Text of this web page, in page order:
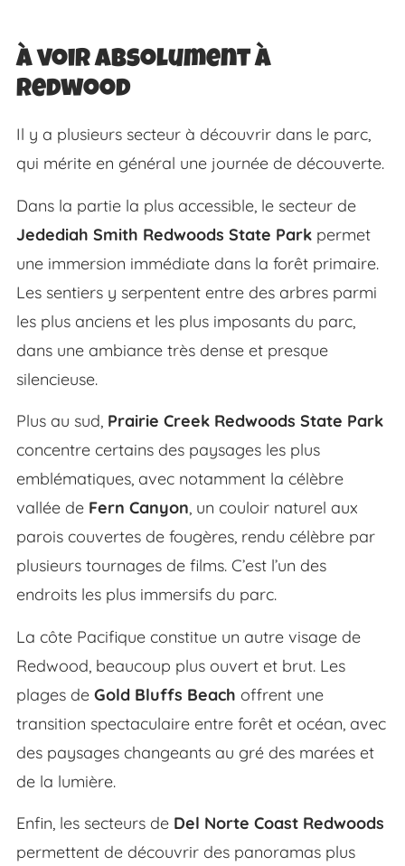
À voir absolument à
Redwood
Il y a plusieurs secteur à découvrir dans le parc,
qui mérite en général une journée de découverte.
Dans la partie la plus accessible, le secteur de
Jedediah Smith Redwoods State Parkpermet
une immersion immédiate dans la forêt primaire.
Les sentiers y serpentent entre des arbres parmi
les plus anciens et les plus imposants du parc,
dans une ambiance très dense et presque
silencieuse.
Plus au sud, Prairie Creek Redwoods State Park
concentre certains des paysages les plus
emblématiques, avec notamment la célèbre
vallée de Fern Canyon, un couloir naturel aux
parois couvertes de fougères, rendu célèbre par
plusieurs tournages de films. C’est l’un des
endroits les plus immersifs du parc.
La côte Pacifique constitue un autre visage de
Redwood, beaucoup plus ouvert et brut. Les
plages de Gold Bluffs Beach offrent une
transition spectaculaire entre forêt et océan, avec
des paysages changeants au gré des marées et
de la lumière.
Enfin, les secteurs de Del Norte Coast Redwoods
permettent de découvrir des panoramas plus